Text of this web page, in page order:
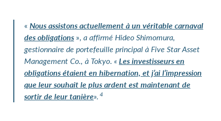
« Nous assistons actuellement à un véritable carnaval
des obligations», a affirmé Hideo Shimomura,
gestionnaire de portefeuille principal à Five Star Asset
Management Co., à Tokyo. «Les investisseurs en
obligations étaient en hibernation, et j’ai l’impression
que leur souhait le plus ardent est maintenant de
sortir de leur tanière».4